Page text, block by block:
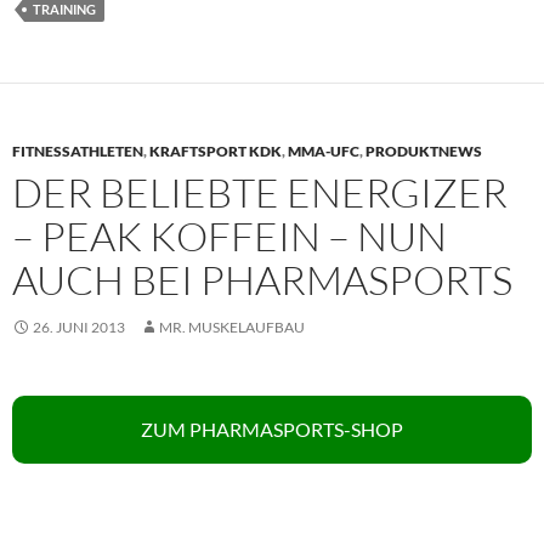
TRAINING
FITNESSATHLETEN,KRAFTSPORT KDK,MMA-UFC,PRODUKTNEWS
DER BELIEBTE ENERGIZER
– PEAK KOFFEIN – NUN
AUCH BEI PHARMASPORTS
26. JUNI 2013 MR. MUSKELAUFBAU
ZUM PHARMASPORTS-SHOP